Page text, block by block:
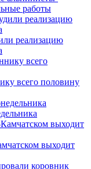
работы
реализацию
всего половину
выходит